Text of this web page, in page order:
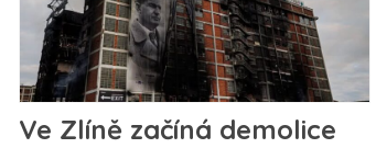
Ve Zlíně začíná demolice